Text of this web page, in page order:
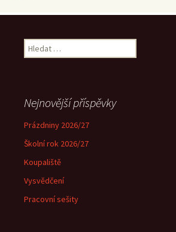
Vyhledávání
Nejnovější příspěvky
Prázdniny 2026/27
Školní rok 2026/27
Koupaliště
Vysvědčení
Pracovní sešity